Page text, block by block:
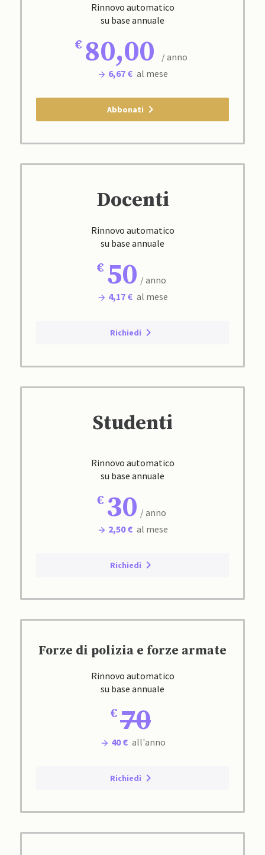
Rinnovo automatico
su base annuale
80,00
/ anno
6,67 € al mese
Abbonati
Docenti
Rinnovo automatico
su base annuale
50 / anno
4,17 € al mese
Richiedi
Studenti
Rinnovo automatico
su base annuale
30 / anno
2,50 € al mese
Richiedi
Forze di polizia e forze armate
Rinnovo automatico
su base annuale
70
40 € all'anno
Richiedi